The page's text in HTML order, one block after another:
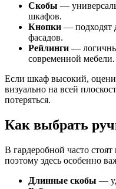
Скобы —
шкафов.
Кнопки — подходят
фасадов.
Рейлинги —
современной мебели.
Если шкаф высокий,
визуально на всей
потеряться.
Как выбрать
В гардеробной часто
поэтому здесь особенно
Длинные скобы —